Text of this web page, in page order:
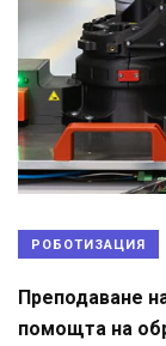
РОБОТИЗАЦИЯ
Преподаване
помощта на